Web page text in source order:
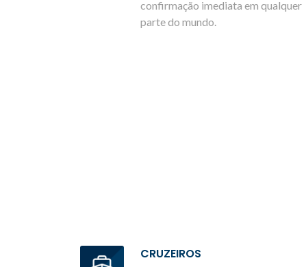
confirmação imediata em qualquer
parte do mundo.
CRUZEIROS